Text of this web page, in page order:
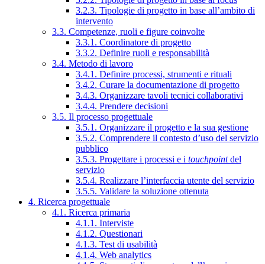
3.2.3. Tipologie di progetto in base all’ambito di
intervento
3.3. Competenze, ruoli e figure coinvolte
3.3.1. Coordinatore di progetto
3.3.2. Definire ruoli e responsabilità
3.4. Metodo di lavoro
3.4.1. Definire processi, strumenti e rituali
3.4.2. Curare la documentazione di progetto
3.4.3. Organizzare tavoli tecnici collaborativi
3.4.4. Prendere decisioni
3.5. Il processo progettuale
3.5.1. Organizzare il progetto e la sua gestione
3.5.2. Comprendere il contesto d’uso del servizio
pubblico
3.5.3. Progettare i processi e i touchpointdel
servizio
3.5.4. Realizzare l’interfaccia utente del servizio
3.5.5. Validare la soluzione ottenuta
4. Ricerca progettuale
4.1. Ricerca primaria
4.1.1. Interviste
4.1.2. Questionari
4.1.3. Test di usabilità
4.1.4. Web analytics